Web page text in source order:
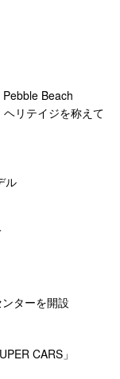
Beach
リテイジを称えて
ル
ターを開設
CARS」